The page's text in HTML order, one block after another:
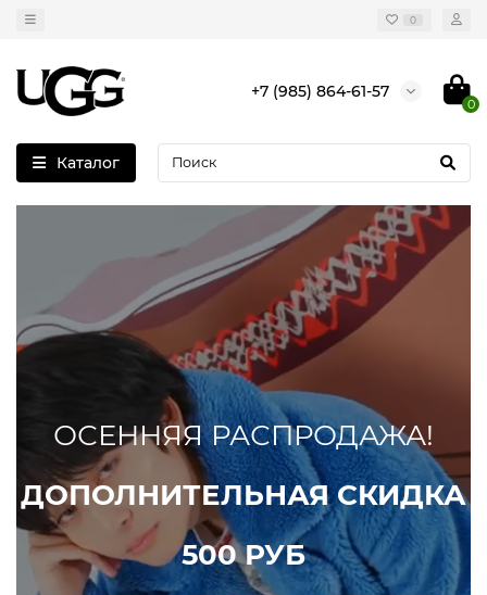
0
+7 (985) 864-61-57
0
Каталог
ОСЕННЯЯ РАСПРОДАЖА!
ДОПОЛНИТЕЛЬНАЯ СКИДКА
500 РУБ